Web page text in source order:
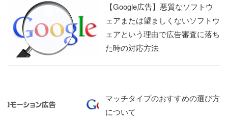
【Google広告】悪質なソフトウ
ェアまたは望ましくないソフトウ
ェアという理由で広告審査に落ち
た時の対応方法
マッチタイプのおすすめの選び方
について